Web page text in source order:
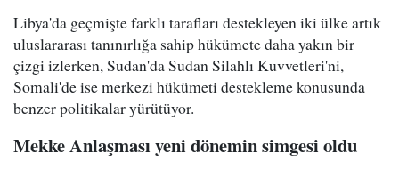
Libya'da geçmişte farklı tarafları destekleyen iki ülke artık
uluslararası tanınırlığa sahip hükümete daha yakın bir
çizgi izlerken, Sudan'da Sudan Silahlı Kuvvetleri'ni,
Somali'de ise merkezi hükümeti destekleme konusunda
benzer politikalar yürütüyor.
Mekke Anlaşması yeni dönemin simgesi oldu